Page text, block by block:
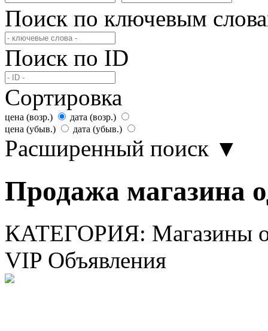
Поиск по ключевым
Поиск по ID
Сортировка
цена (возр.)
дата (возр.)
цена (убыв.)
дата (убыв.)
Расширенный поиск ▼
Продажа магазина
КАТЕГОРИЯ: Магазины
VIP Объявления